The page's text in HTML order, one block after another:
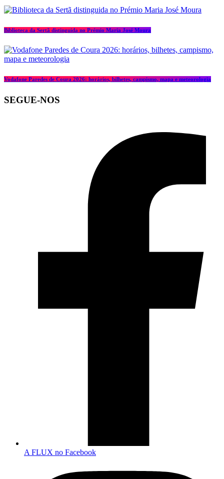
Biblioteca da Sertã distinguida no Prémio Maria José Moura
Vodafone Paredes de Coura 2026: horários, bilhetes, campismo, mapa e meteorologia
SEGUE-NOS
A FLUX no Facebook